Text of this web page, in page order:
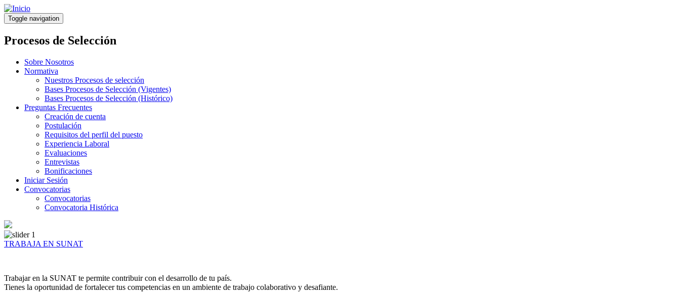
Pasar
al
contenido
principal
Toggle navigation
Procesos de Selección
Sobre Nosotros
Normativa
Nuestros Procesos de selección
Bases Procesos de Selección (Vigentes)
Bases Procesos de Selección (Histórico)
Preguntas Frecuentes
Creación de cuenta
Postulación
Requisitos del perfil del puesto
Experiencia Laboral
Evaluaciones
Entrevistas
Bonificaciones
Iniciar Sesión
Convocatorias
Convocatorias
Convocatoria Histórica
TRABAJA EN SUNAT
Trabajar en la SUNAT te permite contribuir con el desarrollo de tu país.
Tienes la oportunidad de fortalecer tus competencias en un ambiente de trabajo colaborativo y desafiante.